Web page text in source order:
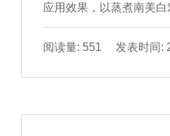
应用效果，以蒸煮南美
焦磷酸钠为阳性对照，
寡糖对蒸煮虾仁的抗冻、
糖、海藻胶寡糖浸泡处
焦磷酸钠保水效果无显
阅读量: 551 发表时间: